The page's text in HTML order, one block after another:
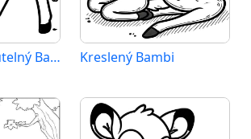
Zdarma Tisknutelný Bambi Kreslený Bambi